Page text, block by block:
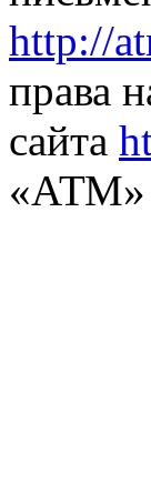
http://
права
сайта
«АТМ»